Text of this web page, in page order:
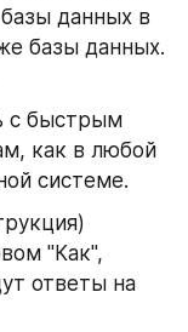
данных в
базы данных.
с быстрым
как в любой
системе.
"Как",
ответы на